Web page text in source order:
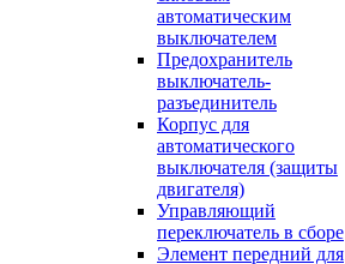
автоматическим
выключателем
Предохранитель
выключатель-
разъединитель
Корпус для
автоматического
выключателя (защиты
двигателя)
Управляющий
переключатель в сборе
Элемент передний для